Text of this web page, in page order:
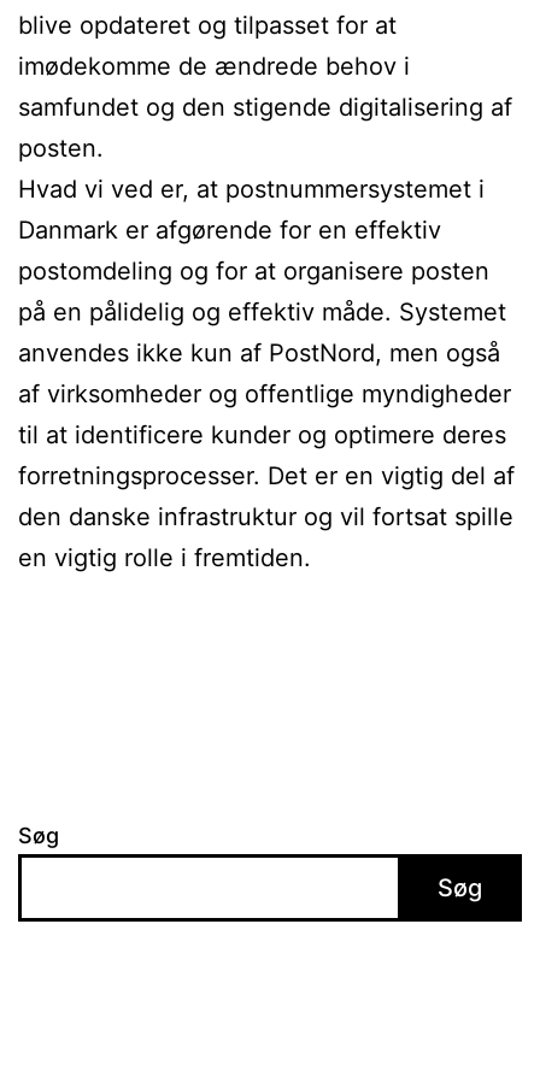
blive opdateret og tilpasset for at
imødekomme de ændrede behov i
samfundet og den stigende digitalisering af
posten.
Hvad vi ved er, at postnummersystemet i
Danmark er afgørende for en effektiv
postomdeling og for at organisere posten
på en pålidelig og effektiv måde. Systemet
anvendes ikke kun af PostNord, men også
af virksomheder og offentlige myndigheder
til at identificere kunder og optimere deres
forretningsprocesser. Det er en vigtig del af
den danske infrastruktur og vil fortsat spille
en vigtig rolle i fremtiden.
Søg
Søg